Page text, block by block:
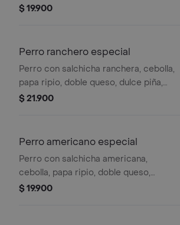
de la casa, dos huevos codorniz.
$ 19.900
Perro ranchero especial
Perro con salchicha ranchera, cebolla,
papa ripio, doble queso, dulce piña,
salsa rosada, salsa de la casa, dos
$ 21.900
Perro americano especial
Perro con salchicha americana,
cebolla, papa ripio, doble queso,
dulce piña, salsa rosada, salsa de la
$ 19.900